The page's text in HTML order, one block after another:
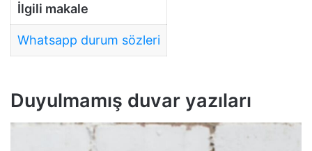
İlgili makale
Whatsapp durum sözleri
Duyulmamış duvar yazıları